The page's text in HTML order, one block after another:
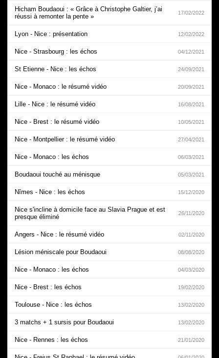
Hicham Boudaoui : « Grâce à Christophe Galtier, j’ai
réussi à remonter la pente »
17/02/2022
Lyon - Nice : présentation 12/02/2022
Nice - Strasbourg : les échos 04/12/2021
St Etienne - Nice : les échos 24/09/2021
Nice - Monaco : le résumé vidéo 20/09/2021
Lille - Nice : le résumé vidéo 16/08/2021
Nice - Brest : le résumé vidéo 10/05/2021
Nice - Montpellier : le résumé vidéo 27/04/2021
Nice - Monaco : les échos 06/03/2021
Boudaoui touché au ménisque 05/03/2021
Nîmes - Nice : les échos 15/12/2020
Nice s'incline à domicile face au Slavia Prague et est
presque éliminé
26/11/2020
Angers - Nice : le résumé vidéo 02/11/2020
Lésion méniscale pour Boudaoui 08/08/2020
Nice - Monaco : les échos 04/03/2020
Nice - Brest : les échos 19/02/2020
Toulouse - Nice : les échos 13/02/2020
3 matchs + 1 sursis pour Boudaoui 13/02/2020
Nice - Rennes : les échos 21/01/2020